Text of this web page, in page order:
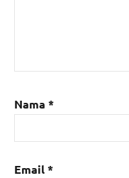
Nama *
Email*